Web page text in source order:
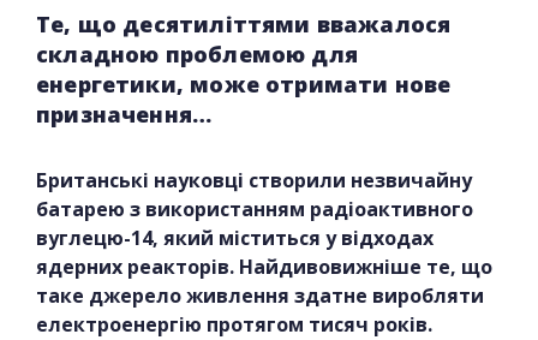
Те, що десятиліттями вважалося
складною проблемою для
енергетики, може отримати нове
призначення…
Британські науковці створили незвичайну
батарею з використанням радіоактивного
вуглецю-14, який міститься у відходах
ядерних реакторів. Найдивовижніше те, що
таке джерело живлення здатне виробляти
електроенергію протягом тисяч років.